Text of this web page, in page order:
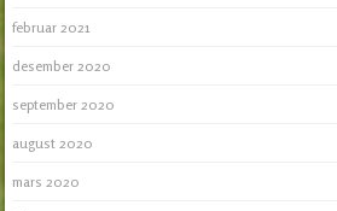
februar 2021
desember 2020
september 2020
august 2020
mars 2020